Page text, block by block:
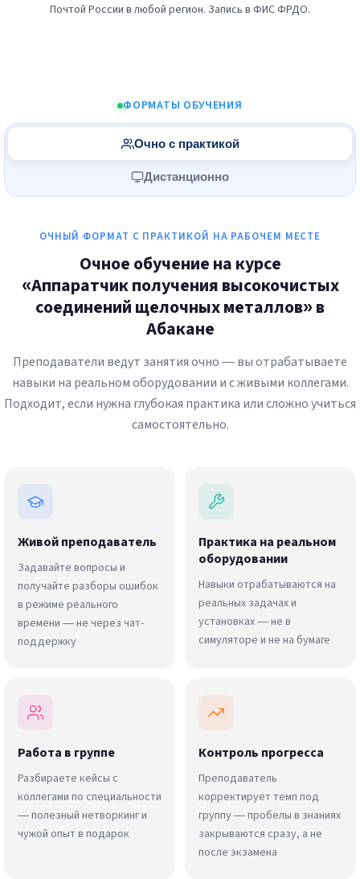
Почтой России в любой регион. Запись в ФИС ФРДО.
ФОРМАТЫ ОБУЧЕНИЯ
Очно с практикой
Дистанционно
ОЧНЫЙ ФОРМАТ С ПРАКТИКОЙ НА РАБОЧЕМ МЕСТЕ
Очное обучение на курсе
«Аппаратчик получения высокочистых
соединений щелочных металлов» в
Абакане
Преподаватели ведут занятия очно — вы отрабатываете
навыки на реальном оборудовании и с живыми коллегами.
Подходит, если нужна глубокая практика или сложно учиться
самостоятельно.
Живой преподаватель
Задавайте вопросы и
получайте разборы ошибок
в режиме реального
времени — не через чат-
поддержку
Практика на реальном
оборудовании
Навыки отрабатываются на
реальных задачах и
установках — не в
симуляторе и не на бумаге
Работа в группе
Разбираете кейсы с
коллегами по специальности
— полезный нетворкинг и
чужой опыт в подарок
Контроль прогресса
Преподаватель
корректирует темп под
группу — пробелы в знаниях
закрываются сразу, а не
после экзамена